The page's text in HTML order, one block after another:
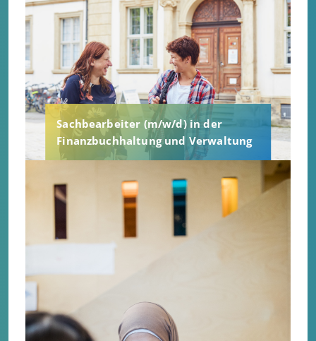
Sachbearbeiter (m/w/d) in der
Finanzbuchhaltung und Verwaltung